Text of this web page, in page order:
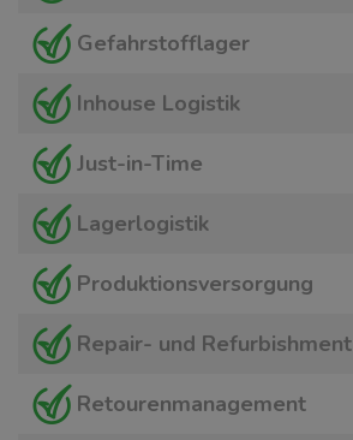
Gefahrstofflager
Inhouse Logistik
Just-in-Time
Lagerlogistik
Produktionsversorgung
Repair- und Refurbishment
Retourenmanagement